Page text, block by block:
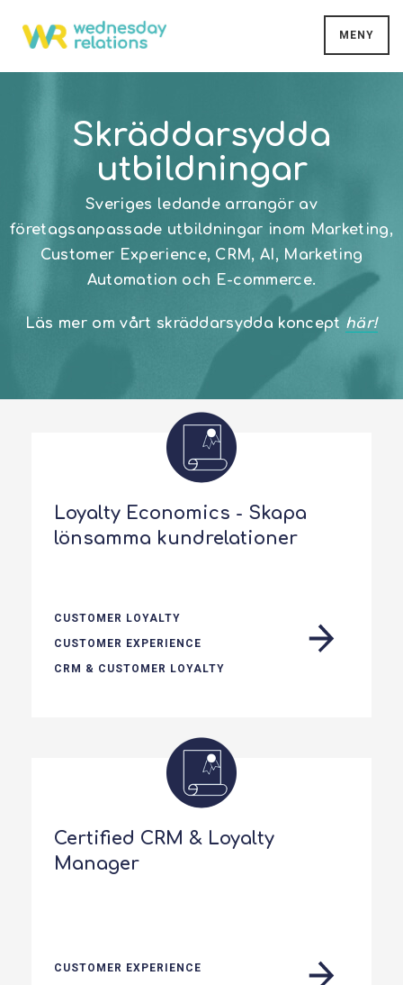
MENY
Skräddarsydda
utbildningar
Sveriges ledande arrangör av
företagsanpassade utbildningar inom Marketing,
Customer Experience, CRM, AI, Marketing
Automation och E-commerce.
Läs mer om vårt skräddarsydda koncept här!
Loyalty Economics - Skapa
lönsamma kundrelationer
CUSTOMER LOYALTY
CUSTOMER EXPERIENCE
CRM & CUSTOMER LOYALTY
Certified CRM & Loyalty
Manager
CUSTOMER EXPERIENCE